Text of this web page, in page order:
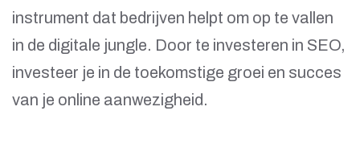
instrument dat bedrijven helpt om op te vallen
in de digitale jungle. Door te investeren in SEO,
investeer je in de toekomstige groei en succes
van je online aanwezigheid.